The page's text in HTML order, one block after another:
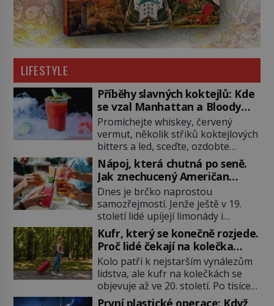
LIFESTYLE
Příběhy slavných koktejlů: Kde
se vzal Manhattan a Bloody
Mary?
Promíchejte whiskey, červený
vermut, několik střiků koktejlových
bitters a led, sceďte, ozdobte
koktejlovou třešinkou a tadá…
Manhattan je tu! A pokud to má být
skutečně on, dejte si pozor, ať
místo klasické americké rye
whiskey či klidně bourbonu
nepoužijete skotskou whisku. Co
se stane? Inu, koktejl bude stále
skvělý, ale už to nebude
Manhattan ale […]
Nápoj, která chutná po seně.
Jak znechucený Američan
vymyslel brčko
Dnes je brčko naprostou
samozřejmostí. Jenže ještě v 19.
století lidé upíjejí limonády i
koktejly dutými stébly žita nebo
žitné slámy. Fungují sice dobře,
mají ale jednu nepříjemnou
vlastnost po chvíli se rozmáčejí a
nápoji dodávají travnatou příchuť.
Právě tahle drobná nepříjemnost
přivede amerického výrobce
Kufr, který se konečně rozjede.
Proč lidé čekají na kolečka
téměř pět tisíc let?
Kolo patří k nejstarším vynálezům
lidstva, ale kufr na kolečkách se
objevuje až ve 20. století. Po tisíce
let lidé vláčejí těžká zavazadla v
První plastické operace: Když